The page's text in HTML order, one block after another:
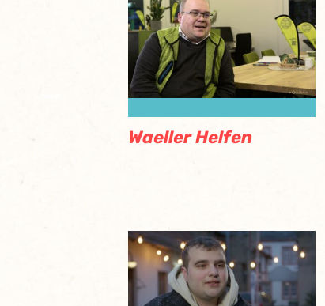
Waeller Helfen